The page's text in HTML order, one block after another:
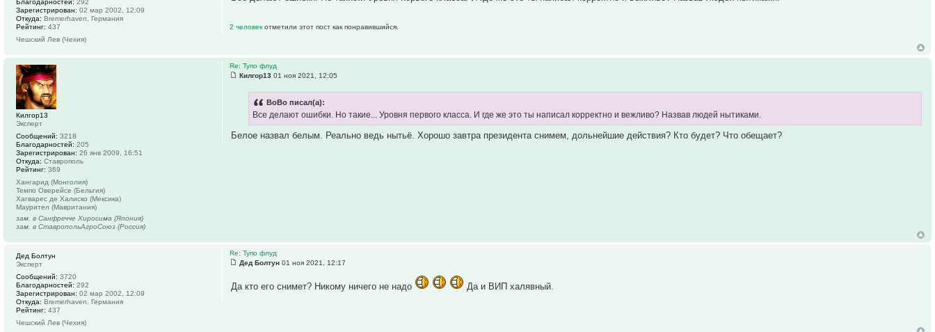
2 человекотметили этот пост как понравившийся.
Зарегистрирован: 02 мар 2002, 12:09
Откуда: Bremerhaven, Германия
Рейтинг: 437
Чешский Лев (Чехия)
Re: Тупо флуд
Килгор13 01 ноя 2021, 12:05
BoBo писал(а):
Все делают ошибки. Но такие... Уровня первого класса. И где же это ты написал корректно и вежливо? Назвав людей нытиками.
Белое назвал белым. Реально ведь нытьё. Хорошо завтра президента снимем, дольнейшие действия? Кто будет? Что обещает?
Килгор13
Эксперт
Сообщений: 3218
Благодарностей: 205
Зарегистрирован: 26 янв 2009, 16:51
Откуда: Ставрополь
Рейтинг: 369
Хангарид (Монголия)
Темпо Оверейсе (Бельгия)
Хагварес де Халиско (Мексика)
Маурител (Мавритания)
зам. в Санфречче Хиросима (Япония)
зам. в СтавропольАгроСоюз (Россия)
Re: Тупо флуд
Дед Болтун 01 ноя 2021, 12:17
Да кто его снимет? Никому ничего не надо Да и ВИП халявный.
Дед Болтун
Эксперт
Сообщений: 3720
Благодарностей: 292
Зарегистрирован: 02 мар 2002, 12:09
Откуда: Bremerhaven, Германия
Рейтинг: 437
Чешский Лев (Чехия)